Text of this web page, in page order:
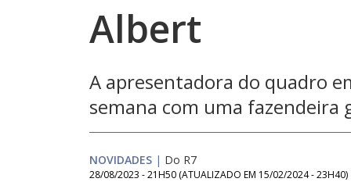
Albert
A apresentadora do quadro
semana com uma fazendeira
NOVIDADES | Do R7
28/08/2023 - 21H50 (ATUALIZADO EM 15/02/2024 - 23H40)